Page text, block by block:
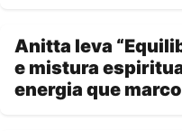
Anitta leva
e mistura
energia que